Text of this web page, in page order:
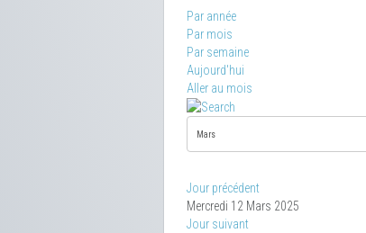
Par année
Par mois
Par semaine
Aujourd'hui
Aller au mois
Jour précédent
Mercredi 12 Mars 2025
Jour suivant